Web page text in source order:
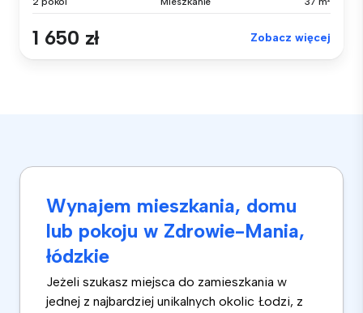
1 650 zł Zobacz więcej
Wynajem mieszkania, domu
lub pokoju w Zdrowie-Mania,
łódzkie
Jeżeli szukasz miejsca do zamieszkania w
jednej z najbardziej unikalnych okolic Łodzi, z